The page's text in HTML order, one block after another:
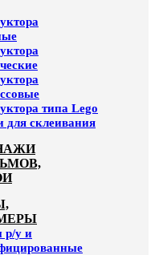
типа Lego
для склеивания
р/у и